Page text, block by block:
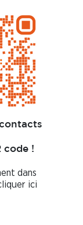
code !
dans
ici